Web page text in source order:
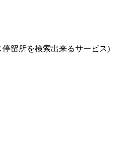
留所を検索出来るサービス)